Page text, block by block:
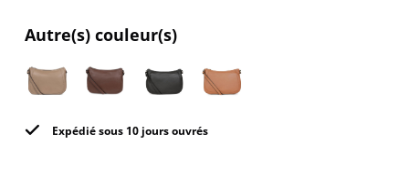
Autre(s) couleur(s)
Expédié sous 10 jours ouvrés